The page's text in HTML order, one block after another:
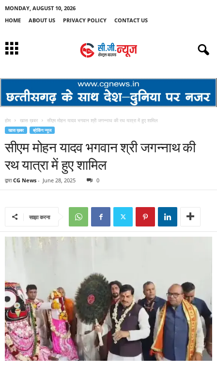
MONDAY, AUGUST 10, 2026
HOME
ABOUT US PRIVACY POLICY CONTACT US
होम खास ख़बर सीएम मोहन यादव भगवान श्री जगन्नाथ की रथ यात्रा में हुए शामिल
खास ख़बर ब्रेकिंग न्यूज
सीएम मोहन यादव भगवान श्री जगन्नाथ की
रथ यात्रा में हुए शामिल
द्वारा CG News - June 28, 2025 0
साझा करना